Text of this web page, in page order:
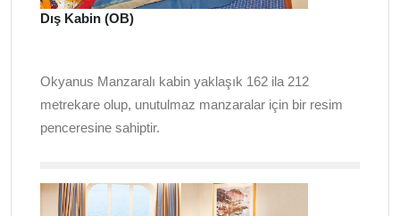
Dış Kabin (OB)
Okyanus Manzaralı kabin yaklaşık 162 ila 212
metrekare olup, unutulmaz manzaralar için bir resim
penceresine sahiptir.